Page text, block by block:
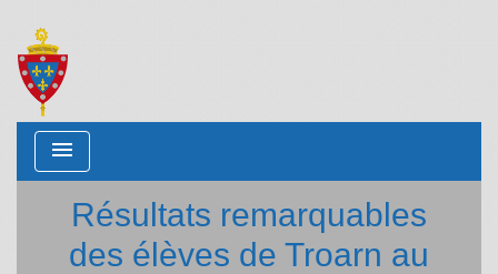
menu
Résultats remarquables
des élèves de Troarn au